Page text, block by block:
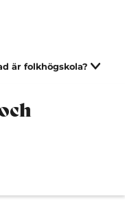
är folkhögskola?